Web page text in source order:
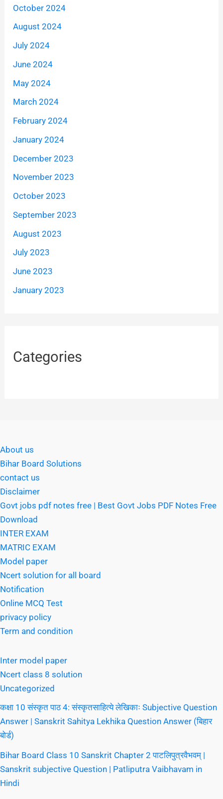
October 2024
August 2024
July 2024
June 2024
May 2024
March 2024
February 2024
January 2024
December 2023
November 2023
October 2023
September 2023
August 2023
July 2023
June 2023
January 2023
Categories
About us
Bihar Board Solutions
contact us
Disclaimer
Govt jobs pdf notes free | Best Govt Jobs PDF Notes Free
Download
INTER EXAM
MATRIC EXAM
Model paper
Ncert solution for all board
Notification
Online MCQ Test
privacy policy
Term and condition
Inter model paper
Ncert class 8 solution
Uncategorized
कक्षा 10 संस्कृत पाठ 4: संस्कृतसाहित्ये लेखिकाः Subjective Question
Answer | Sanskrit Sahitya Lekhika Question Answer (बिहार
बोर्ड)
Bihar Board Class 10 Sanskrit Chapter 2 पाटलिपुत्रवैभवम् |
Sanskrit subjective Question | Patliputra Vaibhavam in
Hindi